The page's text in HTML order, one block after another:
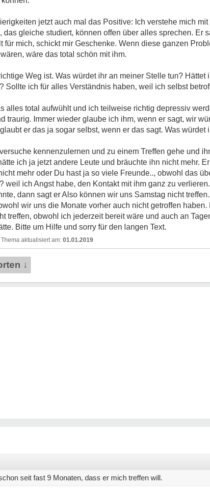
jetzt auch mal das Positive: Ich verstehe mich
das gleiche studiert, können offen über alles sprechen. Er
für mich, schickt mir Geschenke. Wenn diese ganzen
wäre das total schön mit ihm.
Weg ist. Was würdet ihr an meiner Stelle tun?
Sollte ich für alles Verständnis haben, weil ich selbst
alles total aufwühlt und ich teilweise richtig depressiv
traurig. Immer wieder glaube ich ihm, wenn er sagt, wir
er das ja sogar selbst, wenn er das sagt. Was würdet
kennenzulernen und zu einem Treffen gehe und
ich ja jetzt andere Leute und bräuchte ihn nicht mehr.
mehr oder Du hast ja so viele Freunde.., obwohl das
weil ich Angst habe, den Kontakt mit ihm ganz zu
dann sagt er Also können wir uns Samstag nicht
wir uns die Monate vorher auch nicht getroffen
treffen, obwohl ich jederzeit bereit wäre und auch an
Bitte um Hilfe und sorry für den langen Text.
01.01.2019
↓
seit fast 9 Monaten, dass er mich treffen will.